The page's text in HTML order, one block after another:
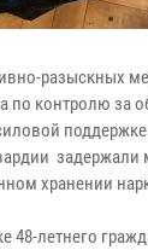
разыскных
по контролю за
задержали
хранении
48-летнего